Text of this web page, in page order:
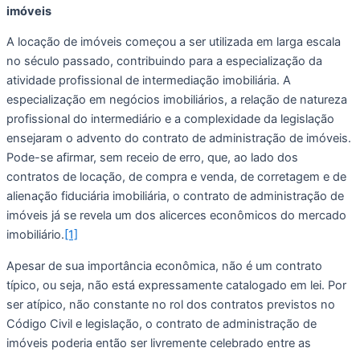
imóveis
A locação de imóveis começou a ser utilizada em larga escala
no século passado, contribuindo para a especialização da
atividade profissional de intermediação imobiliária. A
especialização em negócios imobiliários, a relação de natureza
profissional do intermediário e a complexidade da legislação
ensejaram o advento do contrato de administração de imóveis.
Pode-se afirmar, sem receio de erro, que, ao lado dos
contratos de locação, de compra e venda, de corretagem e de
alienação fiduciária imobiliária, o contrato de administração de
imóveis já se revela um dos alicerces econômicos do mercado
imobiliário. [1]
Apesar de sua importância econômica, não é um contrato
típico, ou seja, não está expressamente catalogado em lei. Por
ser atípico, não constante no rol dos contratos previstos no
Código Civil e legislação, o contrato de administração de
imóveis poderia então ser livremente celebrado entre as